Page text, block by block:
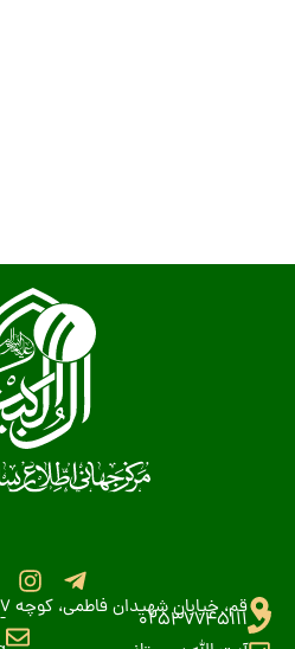
قم، خیابان شهیدان فاطمی، کوچه 17 پلاک 2
02537745111